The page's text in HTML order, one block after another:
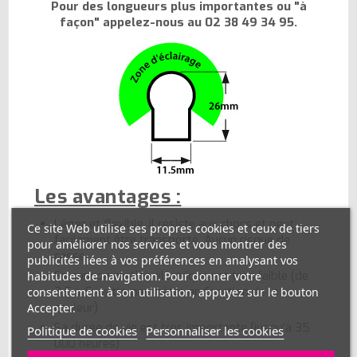
Pour des longueurs plus importantes ou "à
façon" appelez-nous au 02 38 49 34 95.
Les avantages :
Léger et flexible, il résiste aux chocs et peut
facilement être transporté. Aucun risque de
casse
Sa consommation électrique est très faible (de
3,5 à 5 watts par mètre en fonction de la
couleur)
Sa durée de vie est très importante (jusqu'à 35
000 heures)
Ce site Web utilise ses propres cookies et ceux de tiers
pour améliorer nos services et vous montrer des
publicités liées à vos préférences en analysant vos
habitudes de navigation. Pour donner votre
consentement à son utilisation, appuyez sur le bouton
Accepter.
Politique de cookies Personnaliser les cookies